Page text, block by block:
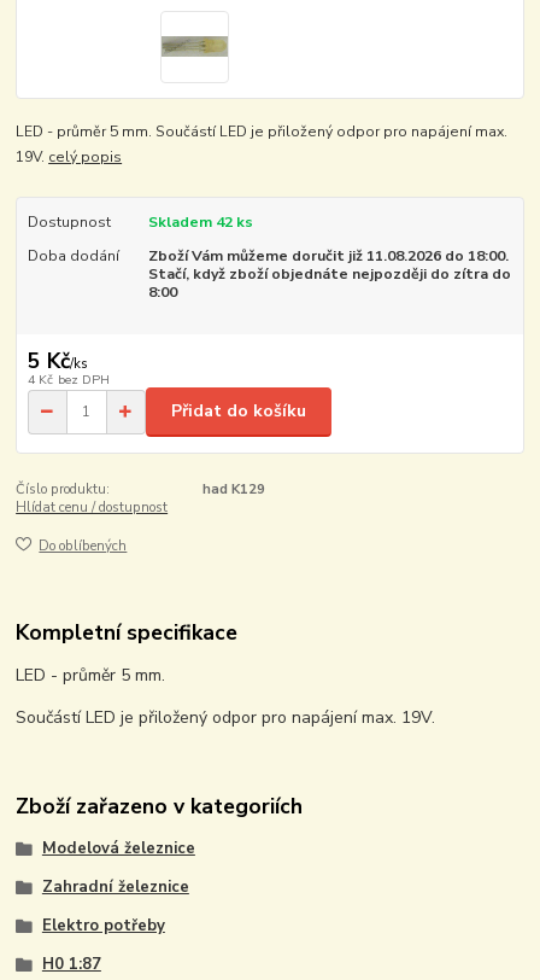
LED - průměr 5 mm. Součástí LED je přiložený odpor pro napájení max.
19V. celý popis
Dostupnost
Skladem 42 ks
Doba dodání
Zboží Vám můžeme doručit již 11.08.2026 do 18:00.
Stačí, když zboží objednáte nejpozději do zítra do
8:00
5 Kč/ks
4 Kč bez DPH
Přidat do košíku
Číslo produktu:
had K129
Hlídat cenu / dostupnost
Do oblíbených
Kompletní specifikace
LED - průměr 5 mm.
Součástí LED je přiložený odpor pro napájení max. 19V.
Zboží zařazeno v kategoriích
Modelová železnice
Zahradní železnice
Elektro potřeby
H0 1:87